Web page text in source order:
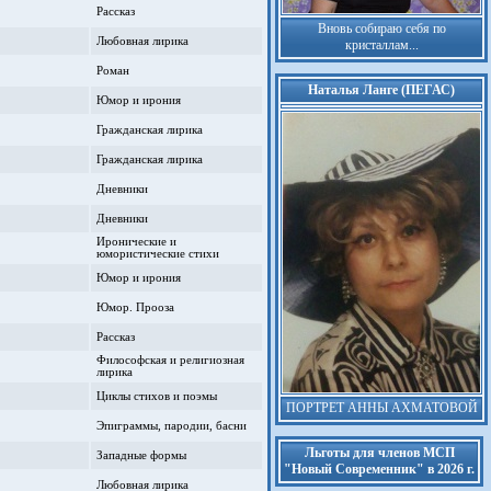
Рассказ
Любовная лирика
Роман
Юмор и ирония
Гражданская лирика
Гражданская лирика
Дневники
Дневники
Иронические и
юмористические стихи
Юмор и ирония
Юмор. Прооза
Рассказ
Философская и религиозная
лирика
Циклы стихов и поэмы
Эпиграммы, пародии, басни
Западные формы
Любовная лирика
Вновь собираю себя по
кристаллам...
Наталья Ланге (ПЕГАС)
ПОРТРЕТ АННЫ АХМАТОВОЙ
Льготы для членов МСП
"Новый Современник" в 2026 г.